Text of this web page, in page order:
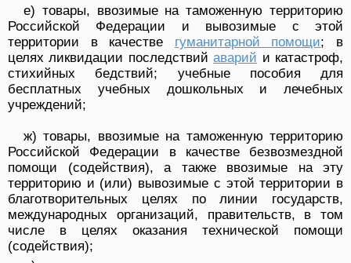
е) товары, ввозимые на таможенную территорию
Российской Федерации и вывозимые с этой
территории в качестве гуманитарной помощи; в
целях ликвидации последствийаварий и катастроф,
стихийных бедствий; учебные пособия для
бесплатных учебных дошкольных и лечебных
учреждений;
ж) товары, ввозимые на таможенную территорию
Российской Федерации в качестве безвозмездной
помощи (содействия), а также ввозимые на эту
территорию и (или) вывозимые с этой территории в
благотворительных целях по линии государств,
международных организаций, правительств, в том
числе в целях оказания технической помощи
(содействия);